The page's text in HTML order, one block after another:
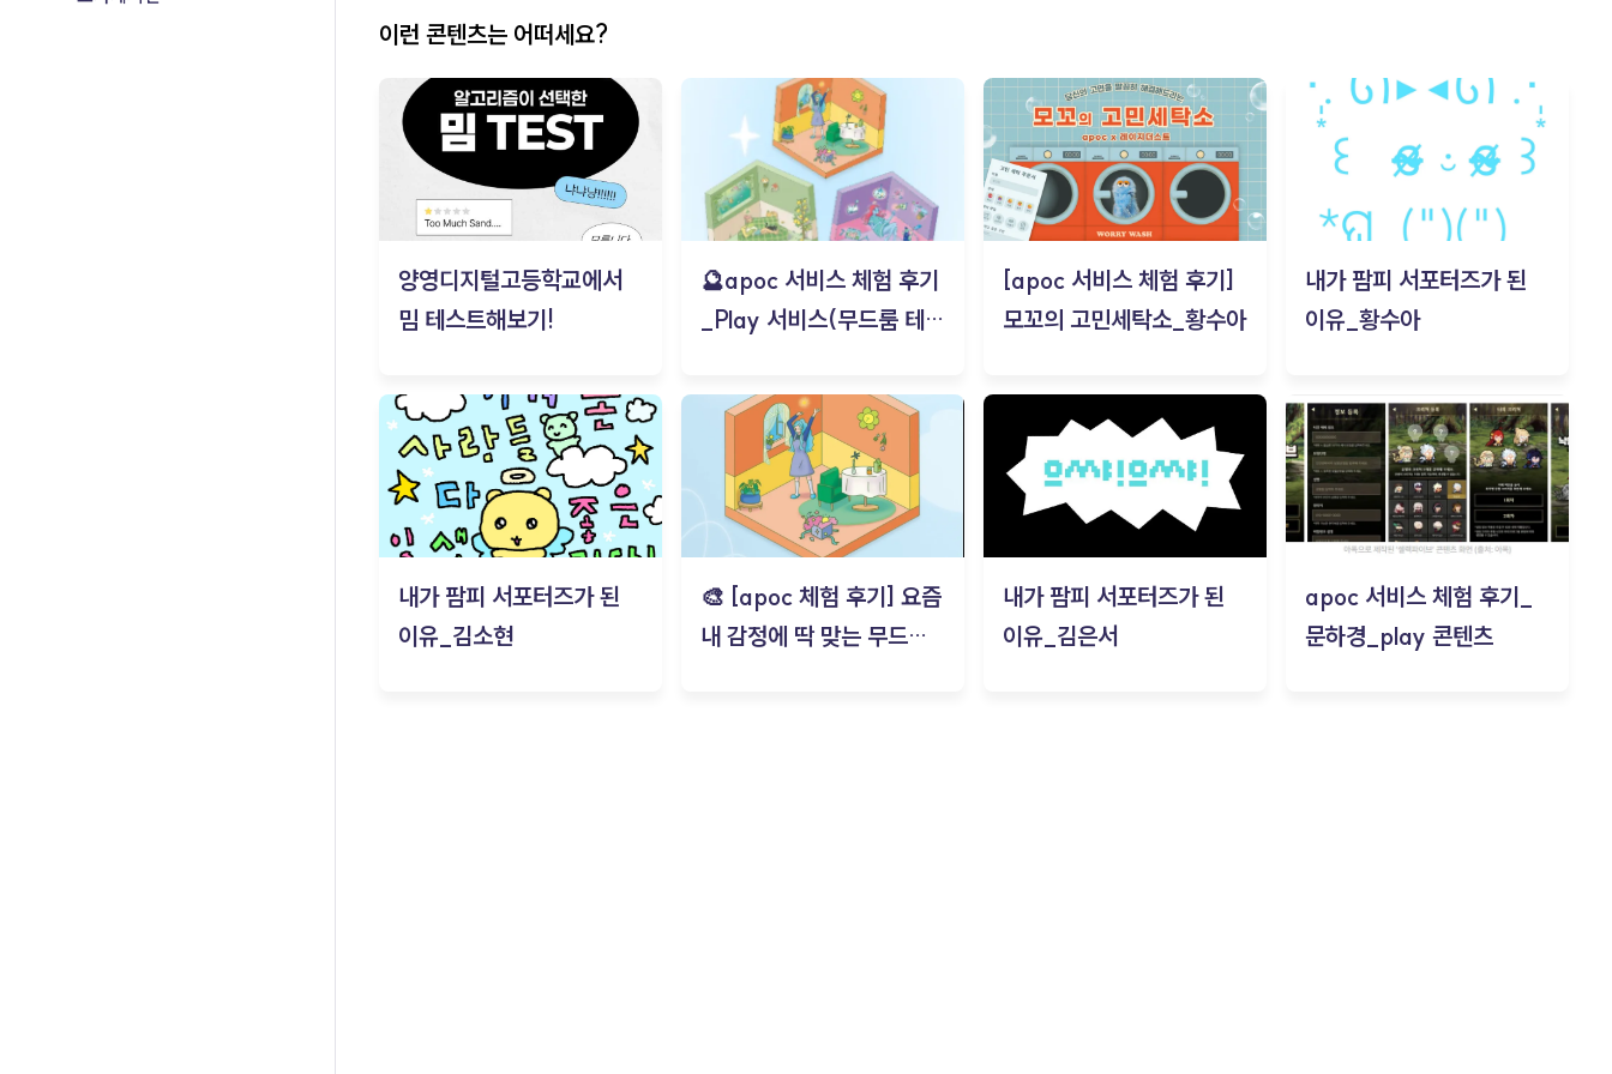
이런 콘텐츠는 어떠세요?
양영디지털고등학교에서
밈 테스트해보기!
🔮apoc 서비스 체험 후기
_Play 서비스(무드룸 테스
[apoc 서비스 체험 후기]
모꼬의 고민세탁소_황수아
내가 팜피 서포터즈가 된
이유_황수아
내가 팜피 서포터즈가 된
이유_김소현
🎨 [apoc 체험 후기] 요즘
내 감정에 딱 맞는 무드룸
내가 팜피 서포터즈가 된
이유_김은서
apoc 서비스 체험 후기_
문하경_play 콘텐츠